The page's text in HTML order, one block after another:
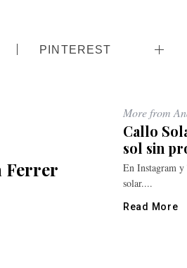
PINTEREST
Ferrer
More from
Callo
sol sin
En Instagram
solar....
Read More